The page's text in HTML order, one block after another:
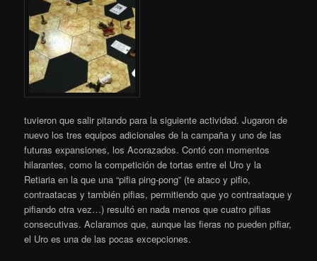
tuvieron que salir pitando para la siguiente actividad. Jugaron de
nuevo los tres equipos adicionales de la campaña y uno de las
futuras expansiones, los Acorazados. Contó con momentos
hilarantes, como la competición de tortas entre el Uro y la
Retiaria en la que una “pifia ping-pong” (te ataco y pifio,
contraatacas y también pifias, permitiendo que yo contraataque y
pifiando otra vez…) resultó en nada menos que cuatro pifias
consecutivas. Aclaramos que, aunque las fieras no pueden pifiar,
el Uro es una de las pocas excepciones.